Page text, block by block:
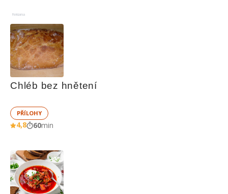
Reklama
Chléb bez hnětení
PŘÍLOHY
4,8 60min